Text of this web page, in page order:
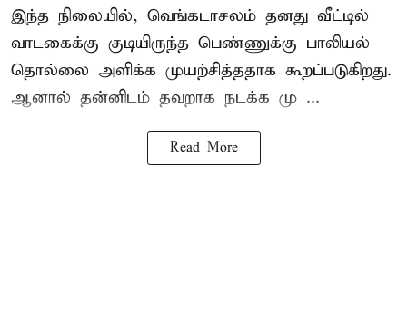
இந்த நிலையில், வெங்கடாசலம் தனது வீட்டில்
வாடகைக்கு குடியிருந்த பெண்ணுக்கு பாலியல்
தொல்லை அளிக்க முயற்சித்ததாக கூறப்படுகிறது.
ஆனால் தன்னிடம் தவறாக நடக்க மு ...
Read More